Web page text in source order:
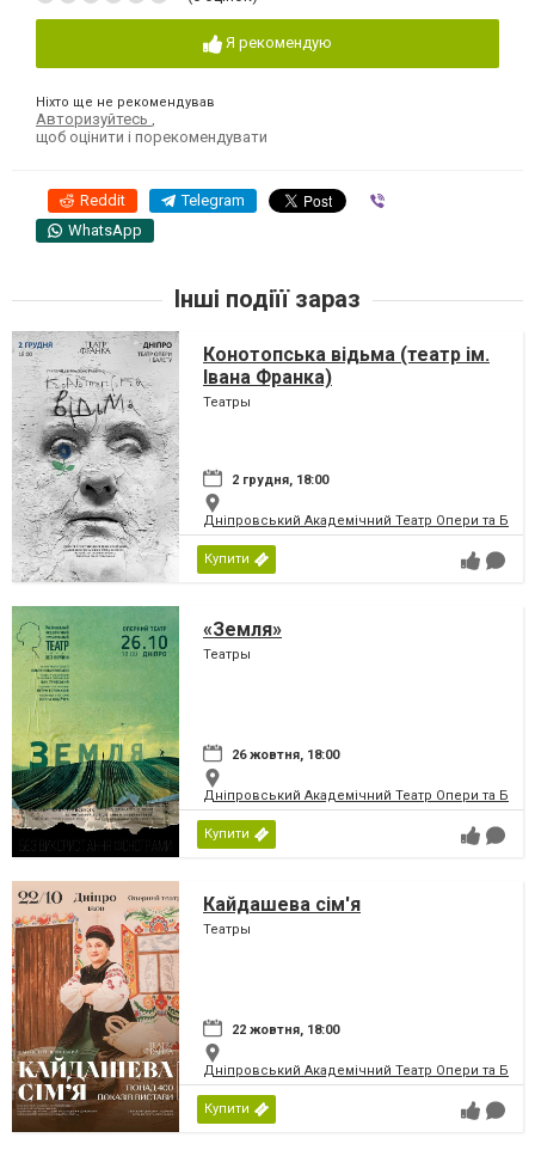
Я рекомендую
Ніхто ще не рекомендував
Авторизуйтесь
щоб оцінити і порекомендувати
Reddit Telegram
WhatsApp
Інші подіїї зараз
Конотопська відьма (театр ім.
Івана Франка)
Театры
2 грудня, 18:00
Дніпровський Академічний Театр Опери та
Купити
«Земля»
Театры
26 жовтня, 18:00
Дніпровський Академічний Театр Опери та
Купити
Кайдашева сім'я
Театры
22 жовтня, 18:00
Дніпровський Академічний Театр Опери та
Купити